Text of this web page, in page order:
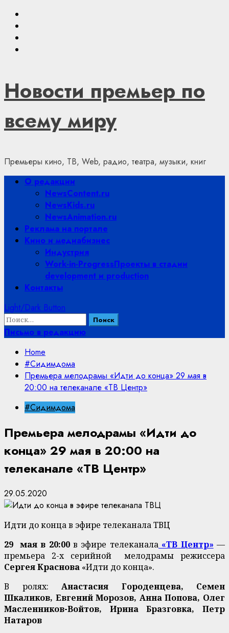
Skip
content
Новости премьер по
всему миру
Премьеры кино, ТВ, Web, радио, театра, музыки, книг
PrimaryО редакции
NewsContent.ru
NewsKids.ru
NewsAnimation.ru
Реклама на портале
Кино и медиабизнес
Индустрия
Work-in-ProgressПроекты в стадии
development и production
Контакты
Light/Dark Button
Найти:
Письмо в редакцию
Home
#Сидимдома
Премьера мелодрамы «Идти до конца» 29 мая в
20:00 на телеканале «ТВ Центр»
#Сидимдома
Премьера мелодрамы «Идти до
конца» 29 мая в 20:00 на
телеканале «ТВ Центр»
29.05.2020
Идти до конца в эфире телеканала ТВЦ
29 мая в 20:00в эфире телеканала«ТВ Центр» —
премьера 2-х серийной мелодрамы режиссера
Сергея Краснова «Идти до конца».
В ролях: Анастасия Городенцева, Семен
Шкаликов, Евгений Морозов, Анна Попова, Олег
Масленников-Войтов, Ирина Бразговка, Петр
Натаров